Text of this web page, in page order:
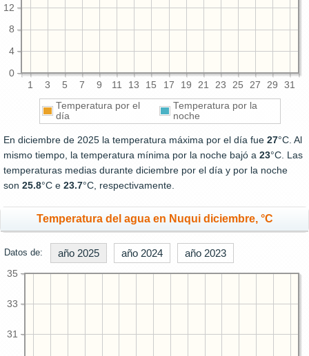
1 3 5 7 9 11 13 15 17 19 21 23 25 27 29 31
0
4
8
12
Temperatura por el
día
Temperatura por la
noche
En diciembre de 2025 la temperatura máxima por el día fue 27°C. Al
mismo tiempo, la temperatura mínima por la noche bajó a 23°C. Las
temperaturas medias durante diciembre por el día y por la noche
son 25.8°C e 23.7°C, respectivamente.
Temperatura del agua en Nuqui diciembre, °C
Datos de: año 2025 año 2024 año 2023
31
33
35